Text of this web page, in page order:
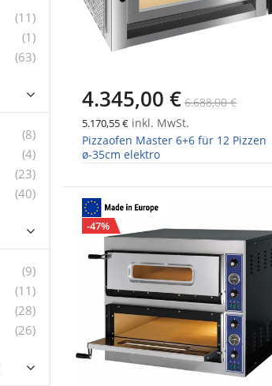
4.345,00 € 6.688,00 €
5.170,55 € inkl. MwSt.
Pizzaofen Master 6+6 für 12 Pizzen
ø-35cm elektro
-47%
11 Artikel
1 Artikel
63Artikel
8Artikel
4Artikel
23Artikel
40Artikel
9Artikel
11 Artikel
28Artikel
26Artikel